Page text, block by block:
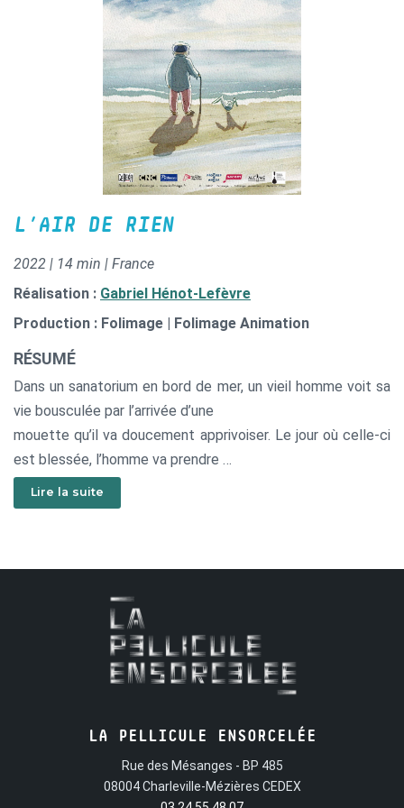
L’AIR DE RIEN
2022 | 14 min | France
Réalisation : Gabriel Hénot-Lefèvre
Production : Folimage | Folimage Animation
RÉSUMÉ
Dans un sanatorium en bord de mer, un vieil homme voit sa
vie bousculée par l’arrivée d’une
mouette qu’il va doucement apprivoiser. Le jour où celle-ci
est blessée, l’homme va prendre
soin d’elle et retrouver, pour un instant, son âme d’enfant.
Lire la suite
LA PELLICULE ENSORCELÉE
Rue des Mésanges - BP 485
08004 Charleville-Mézières CEDEX